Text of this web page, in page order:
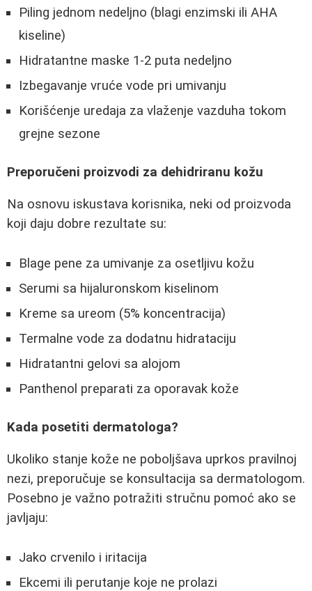
Piling jednom nedeljno (blagi enzimski ili AHA
kiseline)
Hidratantne maske 1-2 puta nedeljno
Izbegavanje vruće vode pri umivanju
Korišćenje uredaja za vlaženje vazduha tokom
grejne sezone
Preporučeni proizvodi za dehidriranu kožu
Na osnovu iskustava korisnika, neki od proizvoda
koji daju dobre rezultate su:
Blage pene za umivanje za osetljivu kožu
Serumi sa hijaluronskom kiselinom
Kreme sa ureom (5% koncentracija)
Termalne vode za dodatnu hidrataciju
Hidratantni gelovi sa alojom
Panthenol preparati za oporavak kože
Kada posetiti dermatologa?
Ukoliko stanje kože ne poboljšava uprkos pravilnoj
nezi, preporučuje se konsultacija sa dermatologom.
Posebno je važno potražiti stručnu pomoć ako se
javljaju:
Jako crvenilo i iritacija
Ekcemi ili perutanje koje ne prolazi